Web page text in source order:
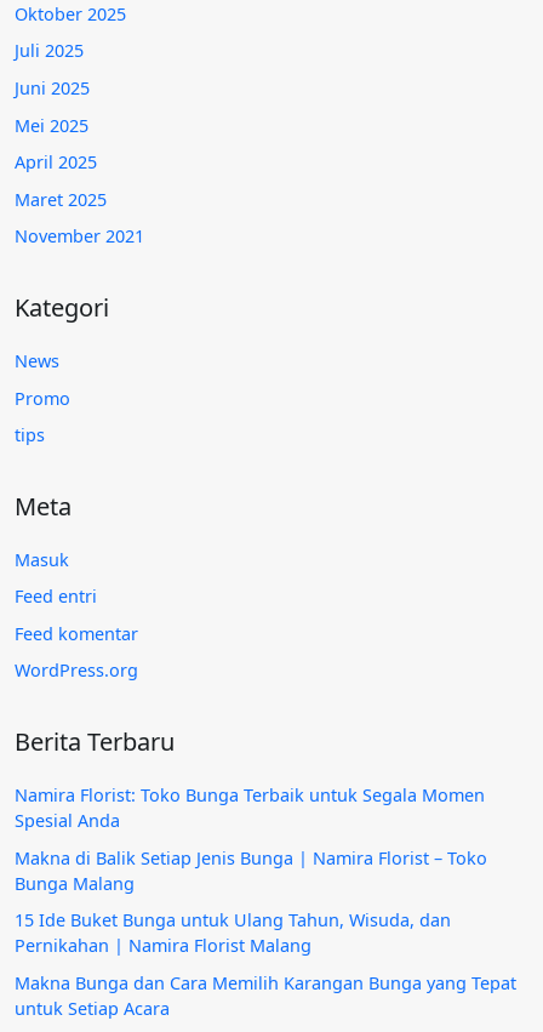
Oktober 2025
Juli 2025
Juni 2025
Mei 2025
April 2025
Maret 2025
November 2021
Kategori
News
Promo
tips
Meta
Masuk
Feed entri
Feed komentar
WordPress.org
Berita Terbaru
Namira Florist: Toko Bunga Terbaik untuk Segala Momen
Spesial Anda
Makna di Balik Setiap Jenis Bunga | Namira Florist – Toko
Bunga Malang
15 Ide Buket Bunga untuk Ulang Tahun, Wisuda, dan
Pernikahan | Namira Florist Malang
Makna Bunga dan Cara Memilih Karangan Bunga yang Tepat
untuk Setiap Acara